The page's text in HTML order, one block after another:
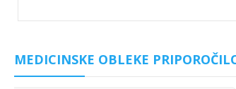
MEDICINSKE OBLEKE